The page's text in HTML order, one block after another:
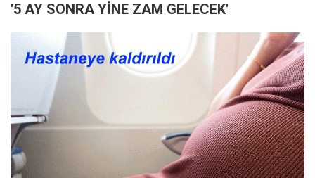
'5 AY SONRA YİNE ZAM GELECEK'